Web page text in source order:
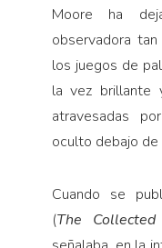
Moore ha
observadora
los juegos de
la vez brillante
atravesadas
oculto debajo de
Cuando se
(The